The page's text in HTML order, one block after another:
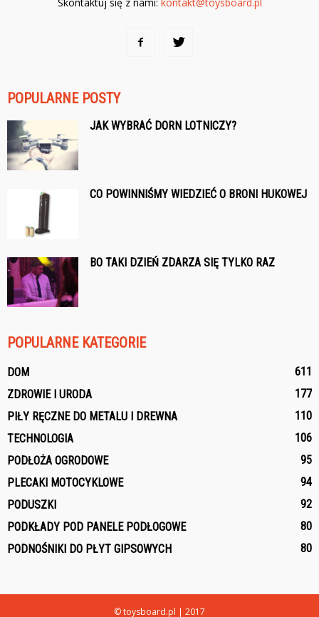
POPULARNE POSTY
JAK WYBRAĆ DORN LOTNICZY?
CO POWINNIŚMY WIEDZIEĆ O BRONI HUKOWEJ
BO TAKI DZIEŃ ZDARZA SIĘ TYLKO RAZ
POPULARNE KATEGORIE
DOM
611
ZDROWIE I URODA
177
PIŁY RĘCZNE DO METALU I DREWNA
110
TECHNOLOGIA
106
PODŁOŻA OGRODOWE
95
PLECAKI MOTOCYKLOWE
94
PODUSZKI
92
PODKŁADY POD PANELE PODŁOGOWE
80
PODNOŚNIKI DO PŁYT GIPSOWYCH
80
© toysboard.pl | 2017